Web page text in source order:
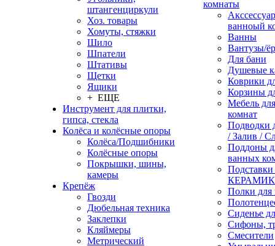
штангенциркули
Хоз. товары
Хомуты, стяжки
Шило
Шпатели
Штативы
Щетки
Ящики
+ ЕЩЕ
Инструмент для плитки,
гипса, стекла
Колёса и колёсные опоры
Колёса/Подшибники
Колёсные опоры
Покрышки, шины,
камеры
Крепёж
Гвозди
Дюбельная техника
Заклепки
Кляймеры
Метрический
комнаты
ванноый
Ванны
Вантузы/
Для бани
Душевые
Коврики
Корзины
Мебель
комнат
Подводки
/ Залив /
Поддоны
ванных
Полки для
Сиденье
Сифоны,
Смесители